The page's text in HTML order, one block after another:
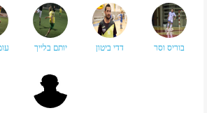
בוריס וסר דדי ביטון יותם בלייך